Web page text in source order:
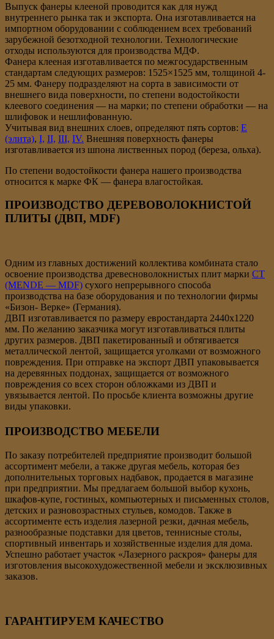
Выпуск фанеры клееной проводится как для нужд
внутреннего рынка так и экспорта. Она изготавливается на
импортном оборудовании с соблюдением всех требований
зарубежной безотходной технологии. Технологические
отходы используются для производства МДФ.
Фанера клееная изготавливается по межгосударственным
стандартам следующих размеров: 1525×1525 мм, толщиной 4-
25 мм. Фанеру подразделяют на сорта в зависимости от
внешнего вида поверхности, по степени водостойкости
клеевого соединения — на марки; по степени обработки — на
шлифовок и нешлифованную.
Учитывая вид внешних слоев, определяют пять сортов: Е
(элита), I, II, III, IV. Внешняя поверхность фанеры
изготавливается из шпона лиственных пород (береза, ольха).
По степени водостойкости фанера нашего производства
относится к марке ФК — фанера влагостойкая.
ПРОИЗВОДСТВО ДЕРЕВОВОЛОКНИСТОЙ
ПЛИТЫ (ДВП, MDF)
Одним из главных достижений коллектива комбината стало
освоение производства древесноволокнистых плит марки СТ
(MENDE — MDF) сухого непрерывного способа
производства на базе оборудования и по технологии фирмы
«Бизон- Верке» (Германия).
ДВП изготавливается по размеру евростандарта 2440х1220
мм. По желанию заказчика могут изготавливаться плиты
других размеров. ДВП пакетированный и обтягивается
металлической лентой, защищается уголками от возможного
повреждения. При отправке на экспорт ДВП упаковывается
на деревянных поддонах, защищается от возможного
повреждения со всех сторон обложками из ДВП и
увязывается лентой. По просьбе клиента возможны другие
виды упаковки.
ПРОИЗВОДСТВО МЕБЕЛИ
По заказу потребителей предприятие производит большой
ассортимент мебели, а также другая мебель, которая без
дополнительных торговых надбавок, продается в магазине
при предприятии. Мы предлагаем большой выбор кухонь,
шкафов-купе, гостиных, компьютерных и письменных столов,
детских и разновозрастных стульев, комодов. Также в
ассортименте есть изделия лазерной резки, дачная мебель,
разнообразные подставки для цветов, теннисные столы,
спортивный инвентарь и хозяйственные изделия для дома.
Успешно работает участок «Лазерного раскроя» фанеры для
изготовления высокохудожественной мебели и эксклюзивных
заказов.
ГАРАНТИРУЕМ КАЧЕСТВО